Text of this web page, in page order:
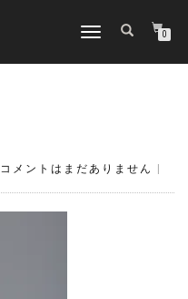
ナ
ゲ
り
0
コメントはまだありません